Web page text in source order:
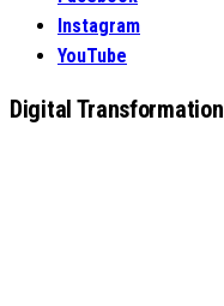
Instagram
YouTube
Digital Transformation